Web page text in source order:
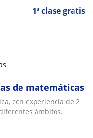
1ª clase gratis
de matemáticas
con experiencia de 2
ámbitos.